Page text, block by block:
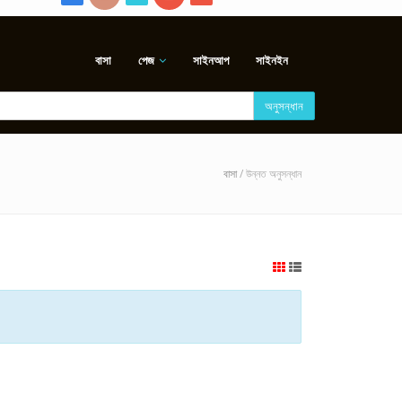
বাসা পেজ সাইনআপ সাইনইন
অনুসন্ধান
বাসা/ উন্নত অনুসন্ধান